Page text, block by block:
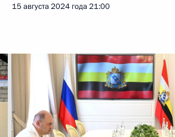
15 августа 2024 года21:00